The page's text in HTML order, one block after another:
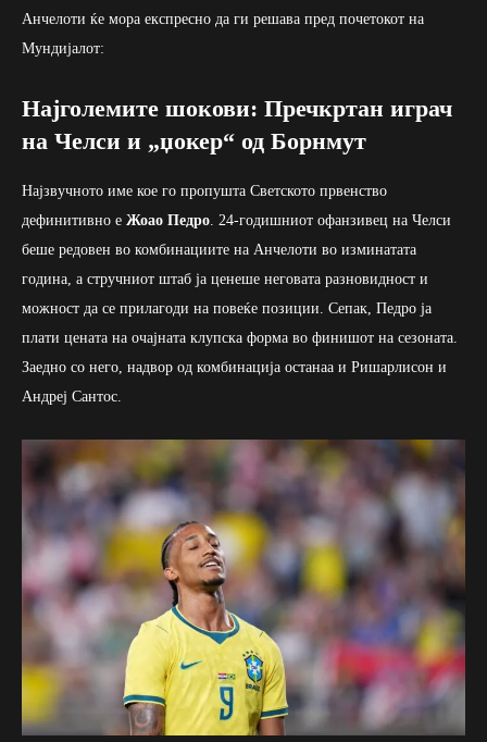
Анчелоти ќе мора експресно да ги решава пред почетокот на
Мундијалот:
Најголемите шокови: Пречкртан играч
на Челси и „џокер“ од Борнмут
Најзвучното име кое го пропушта Светското првенство
дефинитивно е Жоао Педро. 24-годишниот офанзивец на Челси
беше редовен во комбинациите на Анчелоти во изминатата
година, а стручниот штаб ја ценеше неговата разновидност и
можност да се прилагоди на повеќе позиции. Сепак, Педро ја
плати цената на очајната клупска форма во финишот на сезоната.
Заедно со него, надвор од комбинација останаа и Ришарлисон и
Андреј Сантос.